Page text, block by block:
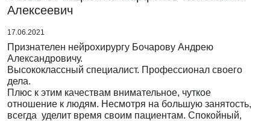
Алексеевич
17.06.2021
Признателен нейрохирургу Бочарову Андрею
Александровичу.
Высококлассный специалист. Профессионал своего
дела.
Плюс к этим качествам внимательное, чуткое
отношение к людям. Несмотря на большую занятость,
всегда уделит время своим пациентам. Спокойный,